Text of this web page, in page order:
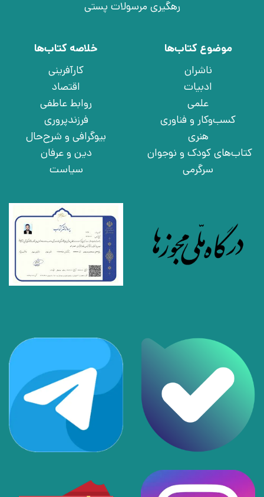
رهگیری مرسولات پستی
موضوع کتاب‌ها
ناشران
ادبیات
علمی
کسب‌وکار و فناوری
هنری
کتاب‌های کودک و نوجوان
سرگرمی
خلاصه کتاب‌ها
کارآفرینی
اقتصاد
روابط عاطفی
فرزندپروری
بیوگرافی و شرح‌حال
دین و عرفان
سیاست